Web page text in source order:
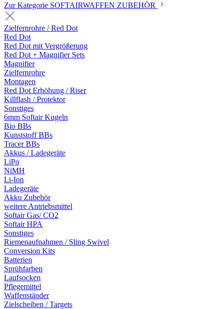
Zur Kategorie SOFTAIRWAFFEN ZUBEHÖR
Zielfernrohre / Red Dot
Red Dot
Red Dot mit Vergrößerung
Red Dot + Magnifier Sets
Magnifier
Zielfernrohre
Montagen
Red Dot Erhöhung / Riser
Killflash / Protektor
Sonstiges
6mm Softair Kugeln
Bio BBs
Kunststoff BBs
Tracer BBs
Akkus / Ladegeräte
LiPo
NiMH
Li-Ion
Ladegeräte
Akku Zubehör
weitere Antriebsmittel
Softair Gas/ CO2
Softair HPA
Sonstiges
Riemenaufnahmen / Sling Swivel
Conversion Kits
Batterien
Sprühfarben
Laufsocken
Pflegemittel
Waffenständer
Zielscheiben / Targets